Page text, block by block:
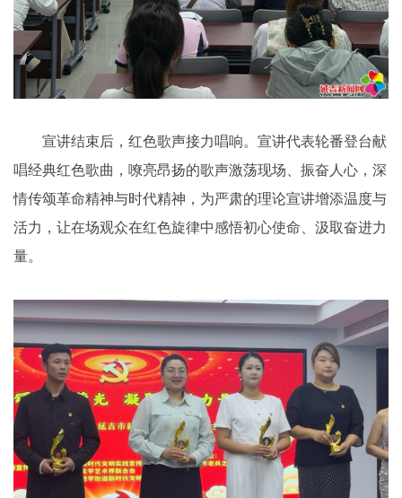
宣讲结束后，红色歌声接力唱响。宣讲代表轮番登台献
唱经典红色歌曲，嘹亮昂扬的歌声激荡现场、振奋人心，深
情传颂革命精神与时代精神，为严肃的理论宣讲增添温度与
活力，让在场观众在红色旋律中感悟初心使命、汲取奋进力
量。